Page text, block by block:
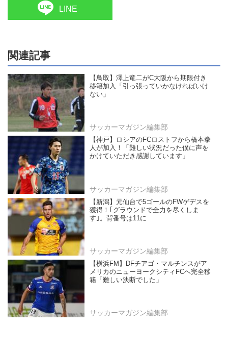
LINE
関連記事
【鳥取】澤上竜二がC大阪から期限付き
移籍加入「引っ張っていかなければいけ
ない」
サッカーマガジン編集部
【神戸】ロシアのFCロストフから橋本拳
人が加入！「難しい状況だった僕に声を
かけていただき感謝しています」
サッカーマガジン編集部
【新潟】元仙台で5ゴールのFWゲデスを
獲得！｢グラウンドで全力を尽くしま
す｣。背番号は11に
サッカーマガジン編集部
【横浜FM】DFチアゴ・マルチンスがア
メリカのニューヨークシティFCへ完全移
籍「難しい決断でした」
サッカーマガジン編集部